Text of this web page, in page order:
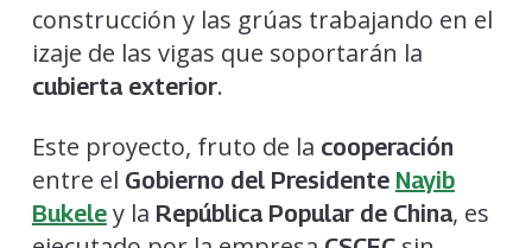
construcción y las grúas trabajando en el
izaje de las vigas que soportarán la
cubierta exterior.
Este proyecto, fruto de la cooperación
entre el Gobierno del Presidente Nayib
Bukeley la República Popular de China, es